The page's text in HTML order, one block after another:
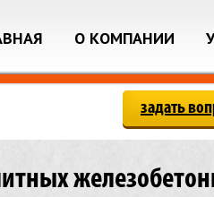
О КОМПАНИИ
задать